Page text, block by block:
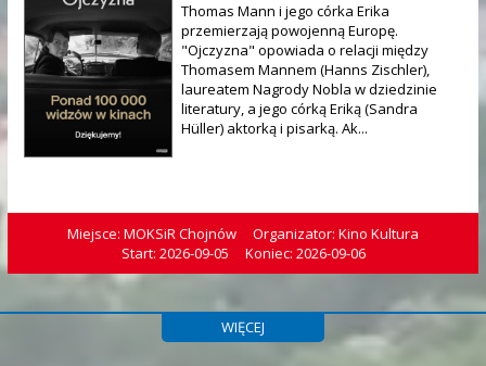
Thomas Mann i jego córka Erika
przemierzają powojenną Europę.
"Ojczyzna" opowiada o relacji między
Thomasem Mannem (Hanns Zischler),
laureatem Nagrody Nobla w dziedzinie
literatury, a jego córką Eriką (Sandra
Hüller) aktorką i pisarką. Ak...
Miejsce: MOKSiR Chojnów
Organizator: Kino Kultura
Start: 2026-09-05
Koniec: 2026-09-06
WIĘCEJ